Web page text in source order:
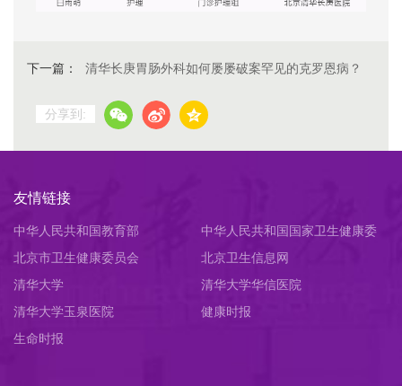
下一篇： 清华长庚胃肠外科如何屡屡破案罕见的克罗恩病？
分享到:
友情链接
中华人民共和国教育部
中华人民共和国国家卫生健康委
员会
北京市卫生健康委员会
北京卫生信息网
清华大学
清华大学华信医院
清华大学玉泉医院
健康时报
生命时报